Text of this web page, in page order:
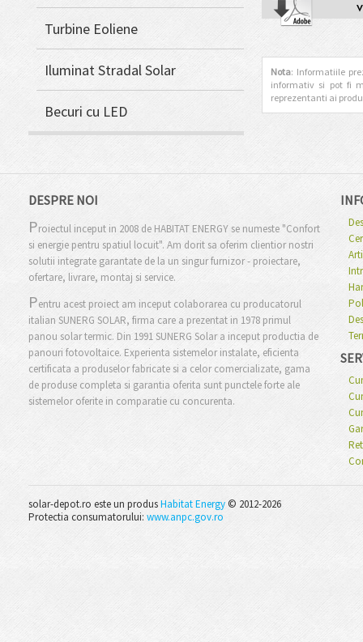
Turbine Eoliene
Iluminat Stradal Solar
Becuri cu LED
Nota: Informatiile
informativ si pot fi
reprezentanti ai
DESPRE NOI
Proiectul inceput in 2008 de HABITAT ENERGY se numeste "Confort
si energie pentru spatiul locuit". Am dorit sa oferim clientior nostri
solutii integrate garantate de la un singur furnizor - proiectare,
ofertare, livrare, montaj si service.
Pentru acest proiect am inceput colaborarea cu producatorul
italian SUNERG SOLAR, firma care a prezentat in 1978 primul
panou solar termic. Din 1991 SUNERG Solar a inceput productia de
panouri fotovoltaice. Experienta sistemelor instalate, eficienta
certificata a produselor fabricate si a celor comercializate, gama
de produse completa si garantia oferita sunt punctele forte ale
sistemelor oferite in comparatie cu concurenta.
solar-depot.ro este un produsHabitat Energy © 2012-2026
Protectia consumatorului: www.anpc.gov.ro